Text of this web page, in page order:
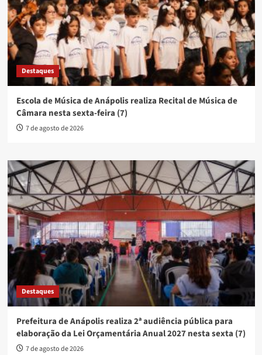
Destaques
Escola de Música de Anápolis realiza Recital de Música de
Câmara nesta sexta-feira (7)
7 de agosto de 2026
Destaques
Prefeitura de Anápolis realiza 2ª audiência pública para
elaboração da Lei Orçamentária Anual 2027 nesta sexta (7)
7 de agosto de 2026